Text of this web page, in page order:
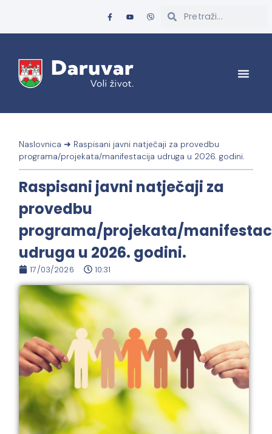
Naslovnica ➜ Raspisani javni natječaji za provedbu
programa/projekata/manifestacija udruga u 2026. godini.
Raspisani javni natječaji za
provedbu
programa/projekata/
udruga u 2026. godini.
17/03/2026 10:31